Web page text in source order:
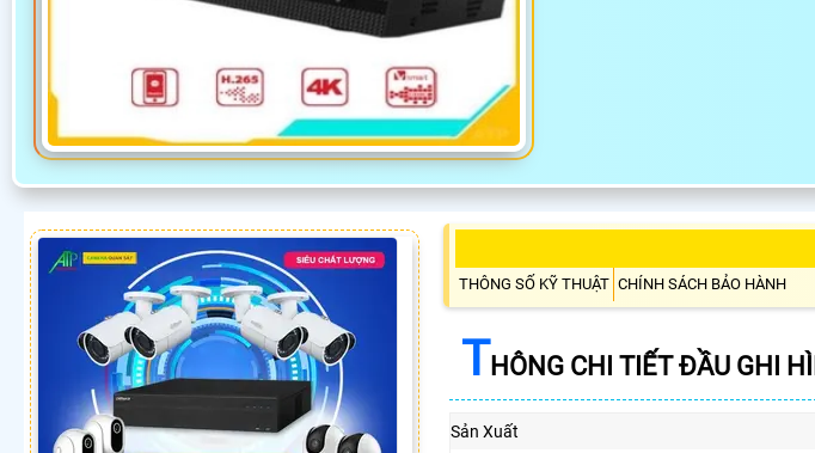
THÔNG SỐ KỸ THUẬT CHÍNH SÁCH BẢO HÀNH
THÔNG CHI TIẾT ĐẦU GHI
Sản Xuất